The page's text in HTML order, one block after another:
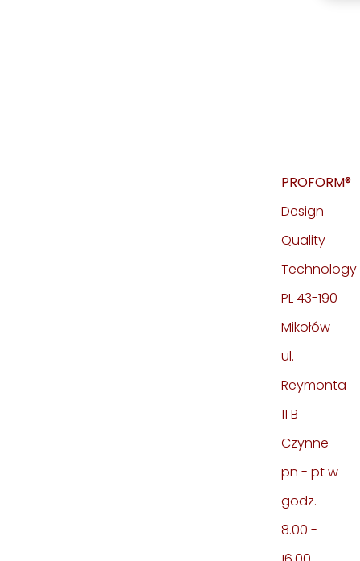
PROFORM®
Design
Quality
Technology
PL 43-190
Mikołów
ul.
Reymonta
11 B
Czynne
pn - pt w
godz.
8.00 -